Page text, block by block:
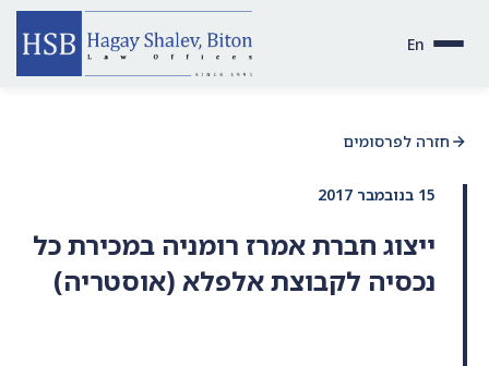
En
חזרה לפרסומים
15 בנובמבר 2017
ייצוג חברת אמרז רומניה במכירת כל
נכסיה לקבוצת אלפלא (אוסטריה)